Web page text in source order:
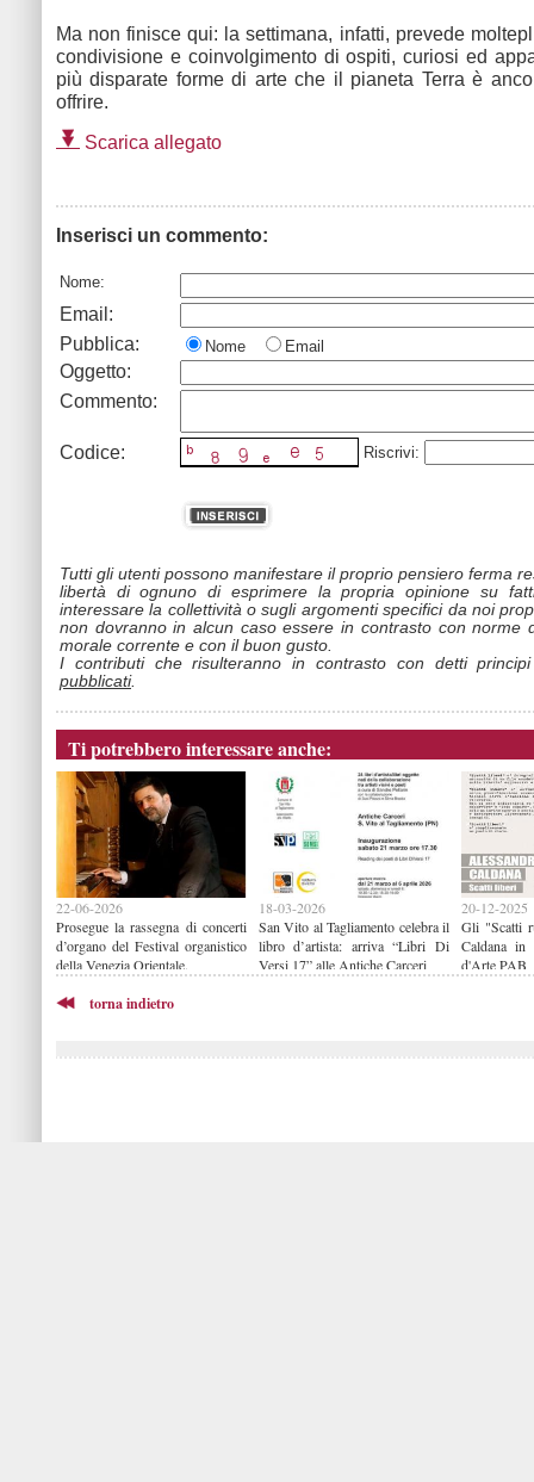
Ma non finisce qui: la settimana, infatti, prevede
condivisione e coinvolgimento di ospiti, curiosi ed
più disparate forme di arte che il pianeta Terra è
offrire.
Scarica allegato
Inserisci un commento:
Nome:
Email:
Pubblica:
Nome Email
Oggetto:
Commento:
Codice: Riscrivi:
Tutti gli utenti possono manifestare il proprio pensiero ferma
libertà di ognuno di esprimere la propria opinione su
interessare la collettività o sugli argomenti specifici da noi
non dovranno in alcun caso essere in contrasto con norme
morale corrente e con il buon gusto.
I contributi che risulteranno in contrasto con detti
pubblicati.
Ti potrebbero interessare anche:
22-06-2026
Prosegue la rassegna di concerti
d’organo del Festival organistico
della Venezia Orientale.
18-03-2026
San Vito al Tagliamento celebra il
libro d’artista: arriva “Libri Di
Versi 17” alle Antiche Carceri
20-12-2025
Gli "Scatti
Caldana in
d'Arte PAB
torna indietro